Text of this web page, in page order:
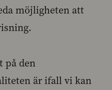
möjligheten att
på den
är ifall vi kan